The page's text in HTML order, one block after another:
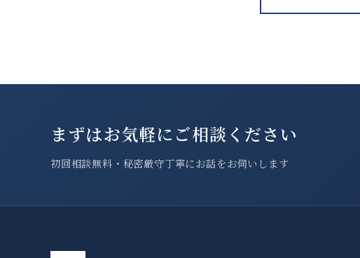
まずはお気軽にご相談ください
初回相談無料・秘密厳守丁寧にお話をお伺いします